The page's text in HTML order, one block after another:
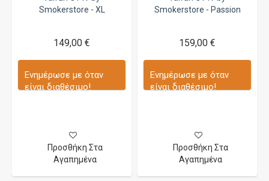
Smokerstore - XL
149,00 €
Ενημέρωσε με όταν
είναι διαθέσιμο!
Προσθήκη Στα
Αγαπημένα
Smokerstore - Passion
159,00 €
Ενημέρωσε με όταν
είναι διαθέσιμο!
Προσθήκη Στα
Αγαπημένα